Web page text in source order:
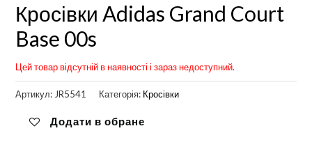
Кросівки Adidas Grand Court
Base 00s
Цей товар відсутній в наявності і зараз недоступний.
Артикул:JR5541 Категорія: Кросівки
Додати в обране